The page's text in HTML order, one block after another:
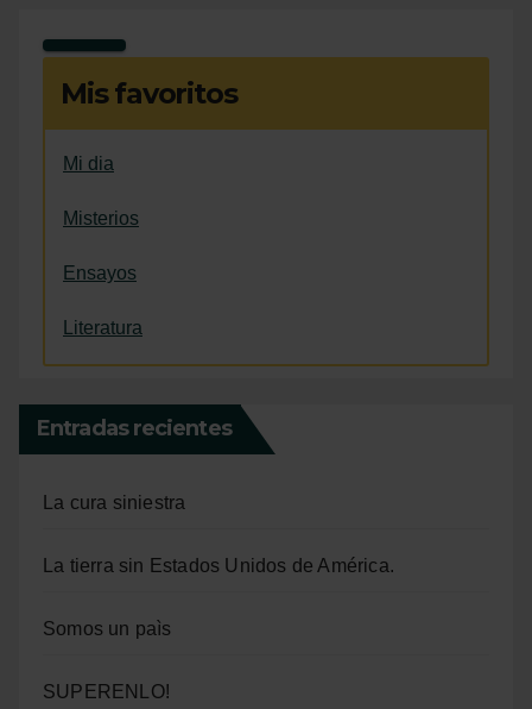
Mis favoritos
Mi dia
Misterios
Ensayos
Literatura
Entradas recientes
La cura siniestra
La tierra sin Estados Unidos de América.
Somos un paìs
SUPERENLO!